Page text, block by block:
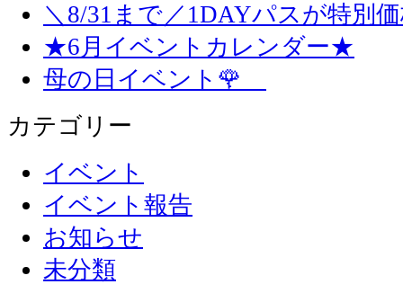
＼8/31まで／1DAYパスが特別
★6月イベントカレンダー★
母の日イベント🌹
カテゴリー
イベント
イベント報告
お知らせ
未分類